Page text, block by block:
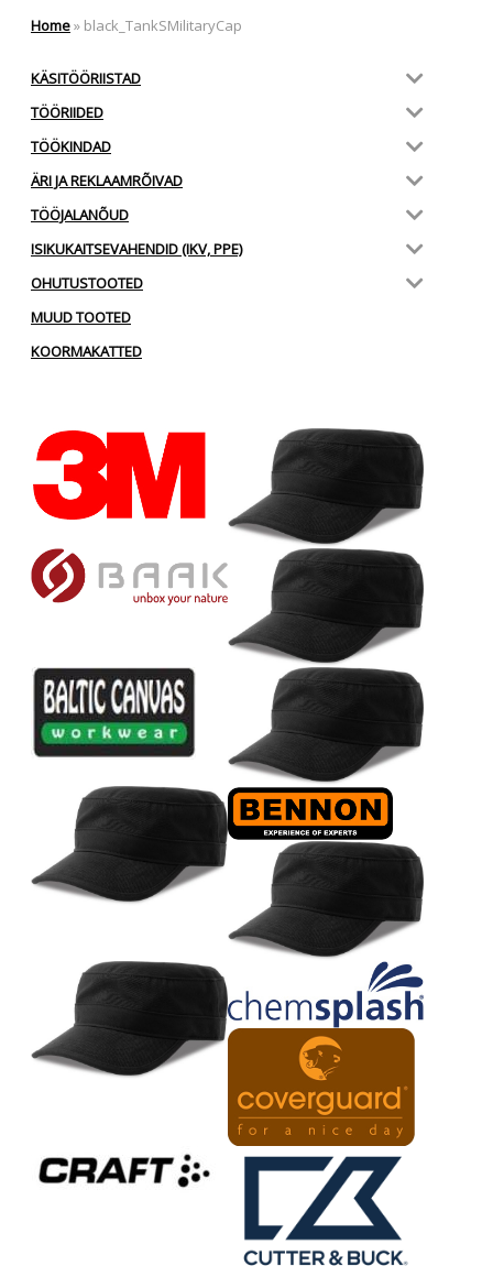
Home» black_TankSMilitaryCap
KÄSITÖÖRIISTAD
TÖÖRIIDED
TÖÖKINDAD
ÄRI JA REKLAAMRÕIVAD
TÖÖJALANÕUD
ISIKUKAITSEVAHENDID (IKV, PPE)
OHUTUSTOOTED
MUUD TOOTED
KOORMAKATTED